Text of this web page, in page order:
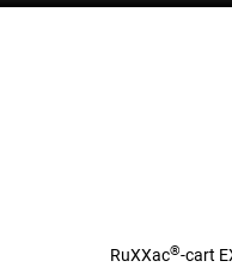
RuXXac®-cart